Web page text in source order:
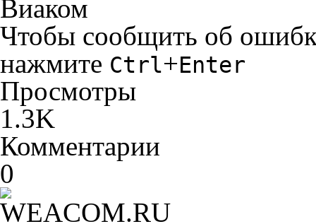
Виаком
Чтобы сообщить об
нажмите Ctrl+Enter
Просмотры
1.3K
Комментарии
0